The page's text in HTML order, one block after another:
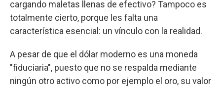
cargando maletas llenas de efectivo? Tampoco es
totalmente cierto, porque les falta una
característica esencial: un vínculo con la realidad.
A pesar de que el dólar moderno es una moneda
"fiduciaria", puesto que no se respalda mediante
ningún otro activo como por ejemplo el oro, su valor